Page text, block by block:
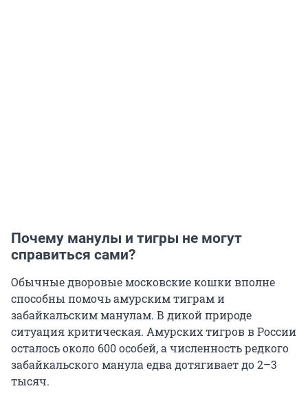
Почему манулы и тигры не могут
справиться сами?
Обычные дворовые московские кошки вполне
способны помочь амурским тиграм и
забайкальским манулам. В дикой природе
ситуация критическая. Амурских тигров в России
осталось около 600 особей, а численность редкого
забайкальского манула едва дотягивает до 2–3
тысяч.